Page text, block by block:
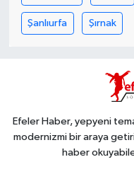
Şanlıurfa Şırnak
Efeler Haber, yepyeni
modernizmi bir araya
haber